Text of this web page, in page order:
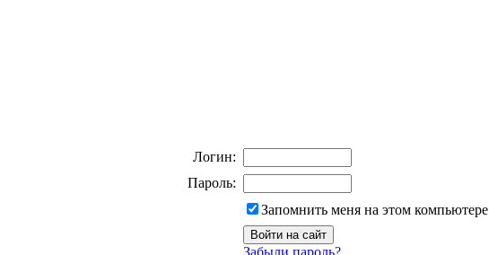
Логин:
Пароль:
Запомнить меня на этом компьютере